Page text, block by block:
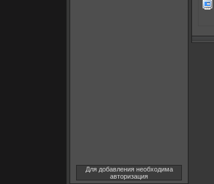
Для добавления необходима
авторизация